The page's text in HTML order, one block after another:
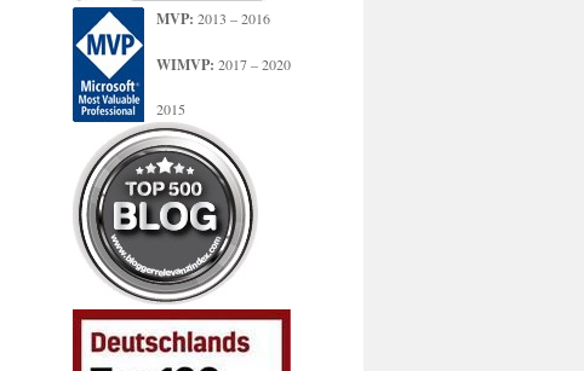
MVP: 2013 – 2016
WIMVP: 2017 – 2020
2015